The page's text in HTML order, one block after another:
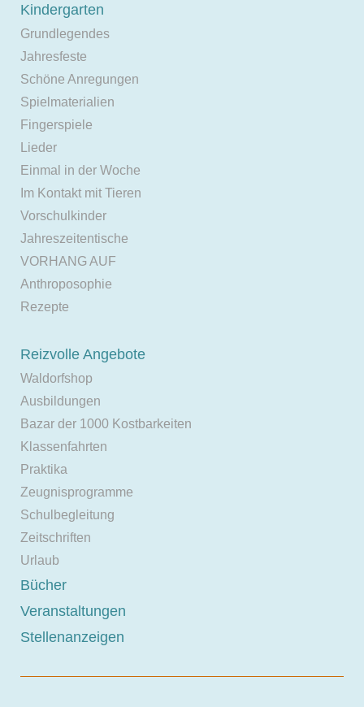
Kindergarten
Grundlegendes
Jahresfeste
Schöne Anregungen
Spielmaterialien
Fingerspiele
Lieder
Einmal in der Woche
Im Kontakt mit Tieren
Vorschulkinder
Jahreszeitentische
VORHANG AUF
Anthroposophie
Rezepte
Reizvolle Angebote
Waldorfshop
Ausbildungen
Bazar der 1000 Kostbarkeiten
Klassenfahrten
Praktika
Zeugnisprogramme
Schulbegleitung
Zeitschriften
Urlaub
Bücher
Veranstaltungen
Stellenanzeigen